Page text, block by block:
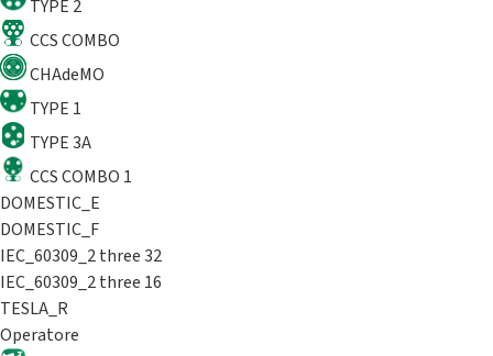
TYPE 2
CCS COMBO
CHAdeMO
TYPE 1
TYPE 3A
CCS COMBO 1
DOMESTIC_E
DOMESTIC_F
IEC_60309_2 three 32
IEC_60309_2 three 16
TESLA_R
Operatore